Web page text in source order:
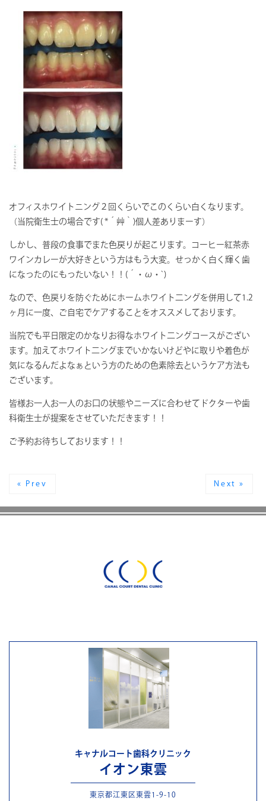
オフィスホワイトニング２回くらいでこのくらい白くなります。
（当院衛生士の場合です( *´艸｀)個人差ありまーす）
しかし、普段の食事でまた色戻りが起こります。コーヒー紅茶赤
ワインカレーが大好きという方はもう大変。せっかく白く輝く歯
になったのにもったいない！！(´・ω・`)
なので、色戻りを防ぐためにホームホワイト二ングを併用して1.2
ヶ月に一度、ご自宅でケアすることをオススメしております。
当院でも平日限定のかなりお得なホワイト二ングコースがござい
ます。加えてホワイト二ングまでいかないけどやに取りや着色が
気になるんだよなぁという方のための色素除去というケア方法も
ございます。
皆様お一人お一人のお口の状態やニーズに合わせてドクターや歯
科衛生士が提案をさせていただきます！！
ご予約お待ちしております！！
« Prev Next »
キャナルコート歯科クリニック
イオン東雲
東京都江東区東雲1-9-10